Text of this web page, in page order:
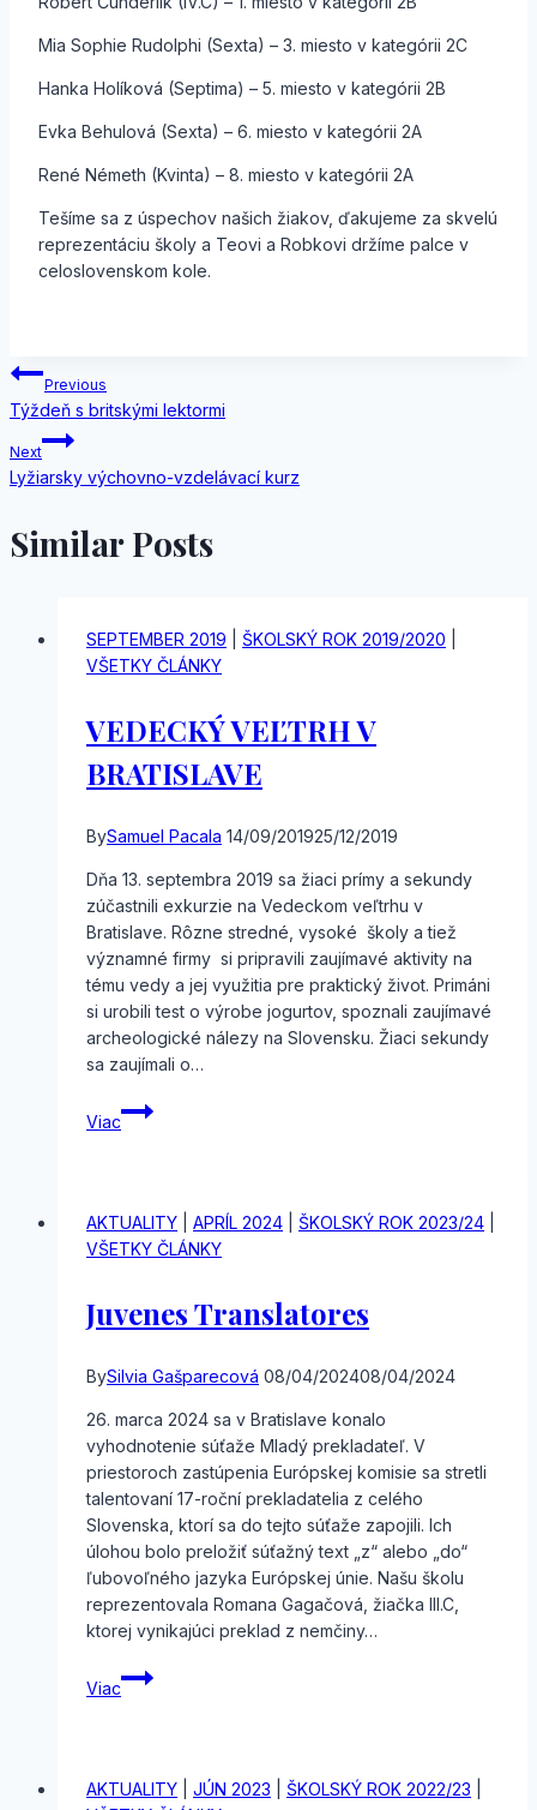
Mia Sophie Rudolphi (Sexta) – 3. miesto v kategórii 2C
Hanka Holíková (Septima) – 5. miesto v kategórii 2B
Evka Behulová (Sexta) – 6. miesto v kategórii 2A
René Németh (Kvinta) – 8. miesto v kategórii 2A
Tešíme sa z úspechov našich žiakov, ďakujeme za skvelú
reprezentáciu školy a Teovi a Robkovi držíme palce v
celoslovenskom kole.
Navigácia
v
článku
Previous
Týždeň s britskými lektormi
Next
Lyžiarsky výchovno-vzdelávací kurz
Similar Posts
SEPTEMBER 2019 ŠKOLSKÝ ROK 2019/2020
VŠETKY ČLÁNKY
VEDECKÝ VEĽTRH V
BRATISLAVE
BySamuel Pacala 14/09/201925/12/2019
Dňa 13. septembra 2019 sa žiaci prímy a sekundy
zúčastnili exkurzie na Vedeckom veľtrhu v
Bratislave. Rôzne stredné, vysoké školy a tiež
významné firmy si pripravili zaujímavé aktivity na
tému vedy a jej využitia pre praktický život. Primáni
si urobili test o výrobe jogurtov, spoznali zaujímavé
archeologické nálezy na Slovensku. Žiaci sekundy
sa zaujímali o…
Viac
VEDECKÝ
VEĽTRH
AKTUALITY
APRÍL 2024 ŠKOLSKÝ ROK 2023/24
VŠETKY ČLÁNKY
Juvenes Translatores
BySilvia Gašparecová 08/04/202408/04/2024
26. marca 2024 sa v Bratislave konalo
vyhodnotenie súťaže Mladý prekladateľ. V
priestoroch zastúpenia Európskej komisie sa stretli
talentovaní 17-roční prekladatelia z celého
Slovenska, ktorí sa do tejto súťaže zapojili. Ich
úlohou bolo preložiť súťažný text „z“ alebo „do“
ľubovoľného jazyka Európskej únie. Našu školu
reprezentovala Romana Gagačová, žiačka III.C,
ktorej vynikajúci preklad z nemčiny…
Viac
Juvenes
Translatores
AKTUALITY JÚN 2023 ŠKOLSKÝ ROK 2022/23